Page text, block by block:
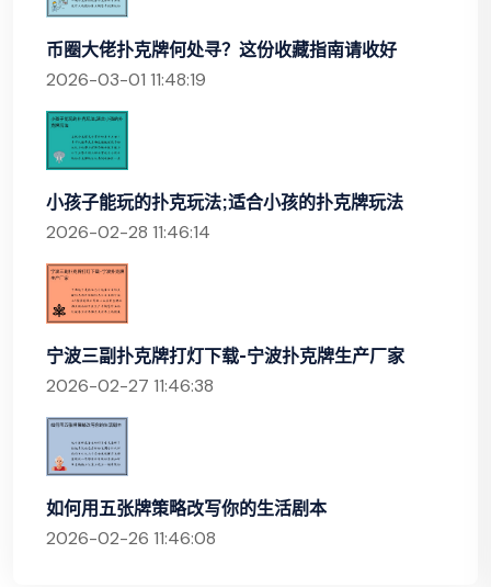
币圈大佬扑克牌何处寻？这份收藏指南请收好
2026-03-01 11:48:19
小孩子能玩的扑克玩法;适合小孩的扑克牌玩法
2026-02-28 11:46:14
宁波三副扑克牌打灯下载-宁波扑克牌生产厂家
2026-02-27 11:46:38
如何用五张牌策略改写你的生活剧本
2026-02-26 11:46:08